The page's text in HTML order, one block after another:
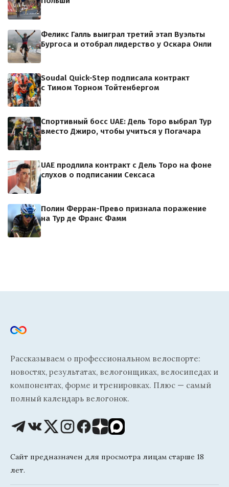
Феликс Галль выиграл третий этап Вуэльты
Бургоса и отобрал лидерство у Оскара Онли
Soudal Quick-Step подписала контракт
с Тимом Торном Тойтенбергом
Спортивный босс UAE: Дель Торо выбрал Тур
вместо Джиро, чтобы учиться у Погачара
UAE продлила контракт с Дель Торо на фоне
слухов о подписании Сексаса
Полин Ферран-Прево признала поражение
на Тур де Франс Фамм
Рассказываем о профессиональном велоспорте:
новостях, результатах, велогонщиках, велосипедах и
компонентах, форме и тренировках. Плюс — самый
полный календарь велогонок.
Сайт предназначен для просмотра лицам старше 18
лет.